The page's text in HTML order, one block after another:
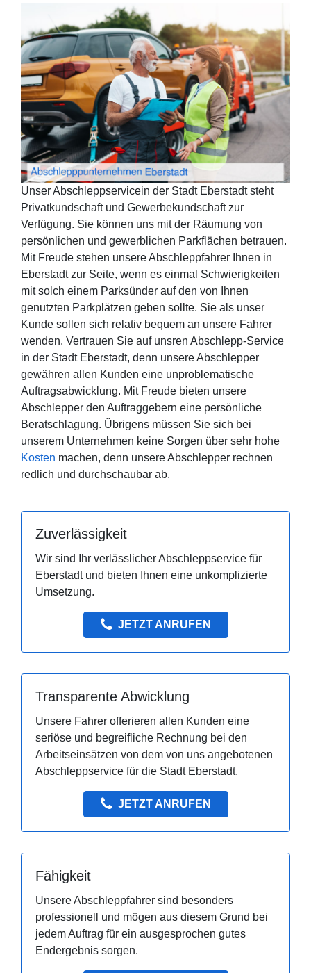
Unser Abschleppservicein der Stadt Eberstadt steht
Privatkundschaft und Gewerbekundschaft zur
Verfügung. Sie können uns mit der Räumung von
persönlichen und gewerblichen Parkflächen betrauen.
Mit Freude stehen unsere Abschleppfahrer Ihnen in
Eberstadt zur Seite, wenn es einmal Schwierigkeiten
mit solch einem Parksünder auf den von Ihnen
genutzten Parkplätzen geben sollte. Sie als unser
Kunde sollen sich relativ bequem an unsere Fahrer
wenden. Vertrauen Sie auf unsren Abschlepp-Service
in der Stadt Eberstadt, denn unsere Abschlepper
gewähren allen Kunden eine unproblematische
Auftragsabwicklung. Mit Freude bieten unsere
Abschlepper den Auftraggebern eine persönliche
Beratschlagung. Übrigens müssen Sie sich bei
unserem Unternehmen keine Sorgen über sehr hohe
Kosten machen, denn unsere Abschlepper rechnen
redlich und durchschaubar ab.
Zuverlässigkeit
Wir sind Ihr verlässlicher Abschleppservice für
Eberstadt und bieten Ihnen eine unkomplizierte
Umsetzung.
JETZT ANRUFEN
Transparente Abwicklung
Unsere Fahrer offerieren allen Kunden eine
seriöse und begreifliche Rechnung bei den
Arbeitseinsätzen von dem von uns angebotenen
Abschleppservice für die Stadt Eberstadt.
JETZT ANRUFEN
Fähigkeit
Unsere Abschleppfahrer sind besonders
professionell und mögen aus diesem Grund bei
jedem Auftrag für ein ausgesprochen gutes
Endergebnis sorgen.